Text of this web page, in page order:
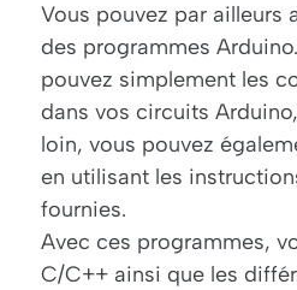
Vous pouvez par ailleurs
des programmes
pouvez simplement les
dans vos circuits
loin, vous pouvez
en utilisant les
fournies.
Avec ces programmes,
C/C++ ainsi que les